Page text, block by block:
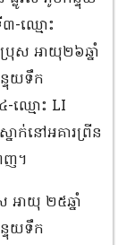
៣-ឈ្មោះ
ស អាយុ២៦ឆ្នាំ
ទុយទឹក
-ឈ្មោះ LI
ាក់នៅអគារព្រីន
ញ។
អាយុ ២៥ឆ្នាំ
ទុយទឹក